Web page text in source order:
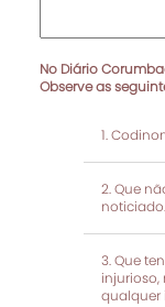
No Diário
Observe as
Que
noticiado.
Que
qualquer